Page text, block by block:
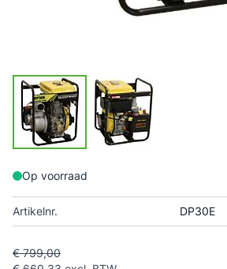
Op voorraad
Artikelnr. DP30E
€ 799,00